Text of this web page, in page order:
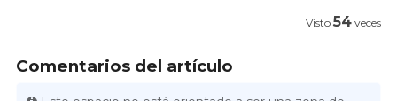
Visto 54 veces
Comentarios del artículo